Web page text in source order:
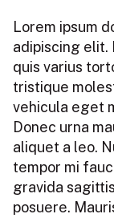
Lorem ipsum
adipiscing elit.
quis varius
tristique
vehicula eget
Donec urna
aliquet a leo.
tempor mi
gravida
posuere.